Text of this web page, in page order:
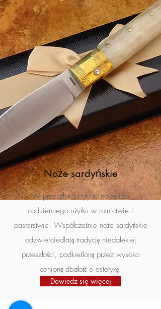
Noże sardyńskie
W przeszłości były to narzędzia
codziennego użytku w rolnictwie i
pasterstwie. Współcześnie noże sardyńskie
odzwierciedlają tradycję niedalekiej
przeszłości, podkreśloną przez wysoko
cenioną dbałość o estetykę.
Dowiedz się więcej